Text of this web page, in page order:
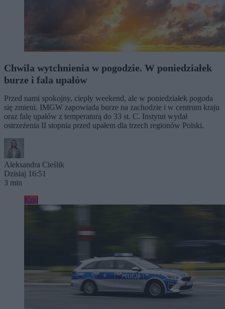
Chwila wytchnienia w pogodzie. W poniedziałek
burze i fala upałów
Przed nami spokojny, ciepły weekend, ale w poniedziałek pogoda
się zmieni. IMGW zapowiada burze na zachodzie i w centrum kraju
oraz falę upałów z temperaturą do 33 st. C. Instytut wydał
ostrzeżenia II stopnia przed upałem dla trzech regionów Polski.
Aleksandra Cieślik
Dzisiaj 16:51
3 min
Kraj